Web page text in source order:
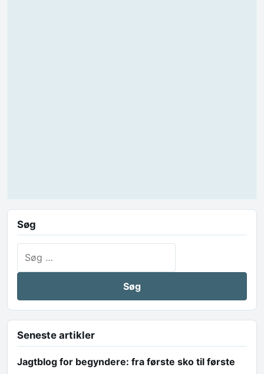
Søg
Seneste artikler
Jagtblog for begyndere: fra første sko til første